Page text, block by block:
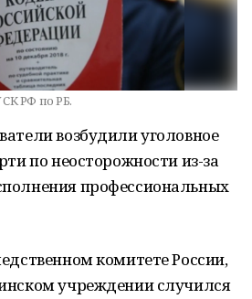
РФ по РБ.
возбудили уголовное
по неосторожности из-за
профессиональных
комитете России,
учреждении случился